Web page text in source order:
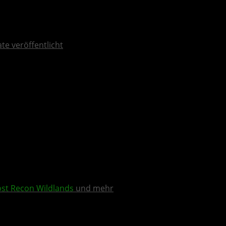
veröffentlicht
Recon Wildlands und mehr